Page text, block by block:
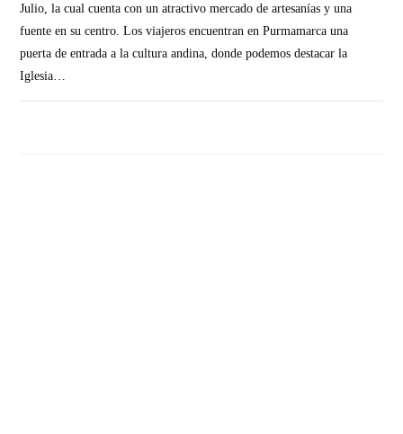
Julio, la cual cuenta con un atractivo mercado de artesanías y una
fuente en su centro. Los viajeros encuentran en Purmamarca una
puerta de entrada a la cultura andina, donde podemos destacar la
Iglesia…